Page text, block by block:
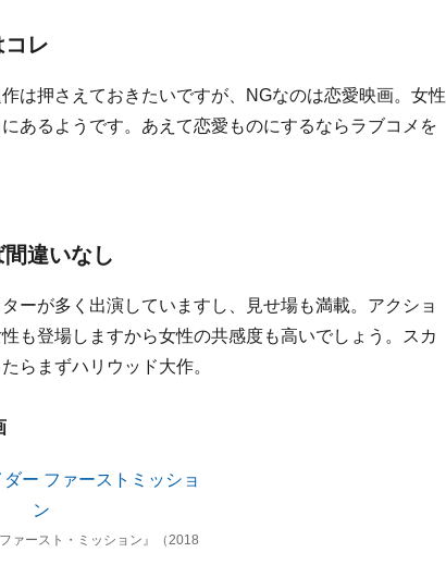
レ
は押さえておきたいですが、NGなのは恋愛映画。女性
あるようです。あえて恋愛ものにするならラブコメを
違いなし
ーが多く出演していますし、見せ場も満載。アクショ
も登場しますから女性の共感度も高いでしょう。スカ
らまずハリウッド大作。
ァースト・ミッション』（2018